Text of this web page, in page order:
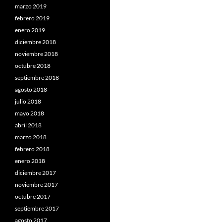
marzo 2019
febrero 2019
enero 2019
diciembre 2018
noviembre 2018
octubre 2018
septiembre 2018
agosto 2018
julio 2018
mayo 2018
abril 2018
marzo 2018
febrero 2018
enero 2018
diciembre 2017
noviembre 2017
octubre 2017
septiembre 2017
agosto 2017